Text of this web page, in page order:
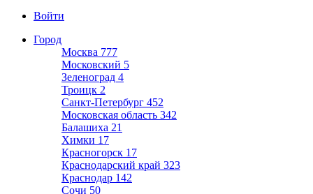
Войти
Город
Москва 777
Московский 5
Зеленоград 4
Троицк 2
Санкт-Петербург 452
Московская область 342
Балашиха 21
Химки 17
Красногорск 17
Краснодарский край 323
Краснодар 142
Сочи 50